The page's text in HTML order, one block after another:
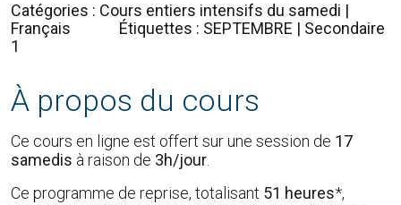
Catégories : Cours entiers intensifs du samedi |
Français
Étiquettes : SEPTEMBRE | Secondaire
1
À propos du cours
Ce cours en ligne est offert sur une session de 17
samedis à raison de 3h/jour
Ce programme de reprise, totalisant 51 heures*,